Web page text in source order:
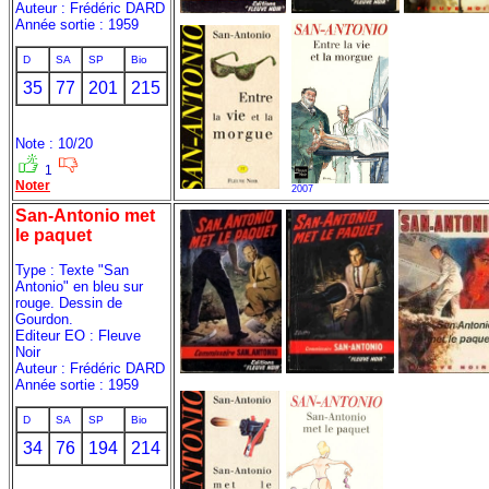
Auteur : Frédéric DARD
Année sortie : 1959
D SA SP Bio
35 77 201 215
Note : 10/20
1
Noter
2007
San-Antonio met
le paquet
Type : Texte "San
Antonio" en bleu sur
rouge. Dessin de
Gourdon.
Editeur EO : Fleuve
Noir
Auteur : Frédéric DARD
Année sortie : 1959
D SA SP Bio
34 76 194 214